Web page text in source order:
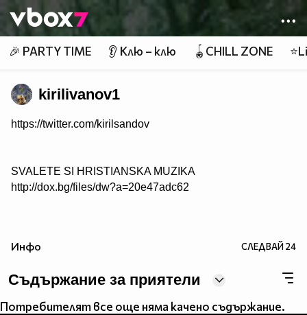
👾
🎉 PARTY TIME 👂 Клю – клю 🪀CHILL ZONE
kirilivanov1
https://twitter.com/kirilsandov
SVALETE SI HRISTIANSKA MUZIKA
http://dox.bg/files/dw?a=20e47adc62
Инфо СЛЕДВАЙ24
Съдържание за приятели
Потребителят все още няма качено съдържание.